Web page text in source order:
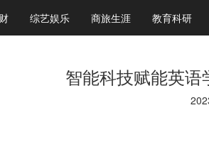
综艺娱乐 商旅生涯 教育科研
智能科技赋能英